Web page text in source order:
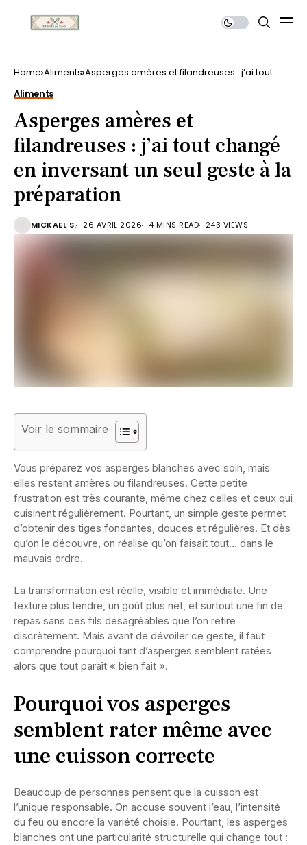
Home Aliments Asperges amères et filandreuses : j’ai tout
Aliments
Asperges amères et
filandreuses : j’ai tout changé
en inversant un seul geste à la
préparation
MICKAEL S. 26 AVRIL 2026 4 MINS READ 243 VIEWS
Voir le sommaire
Vous préparez vos asperges blanches avec soin, mais
elles restent amères ou filandreuses. Cette petite
frustration est très courante, même chez celles et ceux qui
cuisinent régulièrement. Pourtant, un simple geste permet
d’obtenir des tiges fondantes, douces et régulières. Et dès
qu’on le découvre, on réalise qu’on faisait tout… dans le
mauvais ordre.
La transformation est réelle, visible et immédiate. Une
texture plus tendre, un goût plus net, et surtout une fin de
repas sans ces fils désagréables que l’on retire
discrètement. Mais avant de dévoiler ce geste, il faut
comprendre pourquoi tant d’asperges semblent ratées
alors que tout paraît « bien fait ».
Pourquoi vos asperges
semblent rater même avec
une cuisson correcte
Beaucoup de personnes pensent que la cuisson est
l’unique responsable. On accuse souvent l’eau, l’intensité
du feu ou encore la variété choisie. Pourtant, les asperges
blanches ont une particularité structurelle qui change tout :